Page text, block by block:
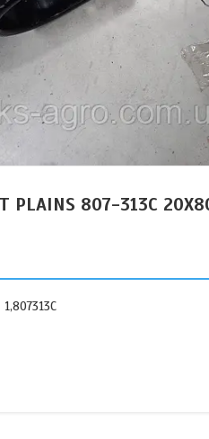
PLAINS 807-313C